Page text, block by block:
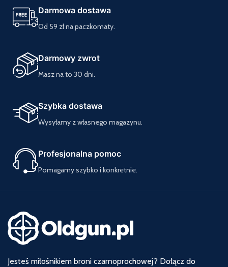
Darmowa dostawa
Od 59 zł na paczkomaty.
Darmowy zwrot
Masz na to 30 dni.
Szybka dostawa
Wysyłamy z własnego magazynu.
Profesjonalna pomoc
Pomagamy szybko i konkretnie.
Jesteś miłośnikiem broni czarnoprochowej? Dołącz do